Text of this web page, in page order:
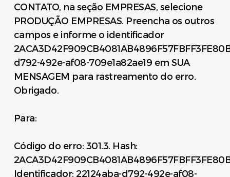
CONTATO, na seção EMPRESAS, selecione
PRODUÇÃO EMPRESAS. Preencha os outros
campos e informe o identificador
d792-492e-af08-709e1a82ae19 em SUA
MENSAGEM para rastreamento do erro.
Obrigado.
Para:
Código do erro: 301.3. Hash:
Identificador: 22124aba-d792-492e-af08-